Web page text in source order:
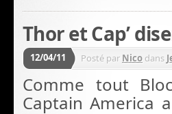
Thor et Cap’
12/04/11 Posté par Nico dans
Comme tout
Captain America